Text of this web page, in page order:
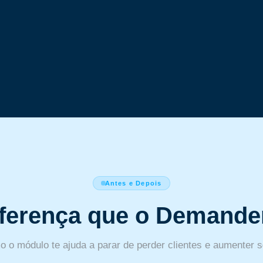
Antes e Depois
que o
o módulo te ajuda a parar de perder clientes e aumenter